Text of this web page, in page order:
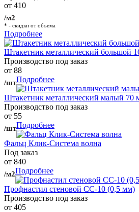
от 410
/м2
* - скидки от объема
Подробнее
Штакетник металлический большой
Производство под заказ
от 88
/штПодробнее
Штакетник металлический малый 70
Производство под заказ
от 55
/штПодробнее
Фальц Клик-Система волна
Под заказ
от 840
/м2Подробнее
Профнастил стеновой СС-10 (0,5 мм)
Производство под заказ
от 405